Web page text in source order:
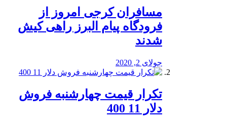
مسافران کرجی امروز از
فرودگاه پیام البرز راهی کیش
شدند
جولای 2, 2020
تکرار قیمت چهارشنبه فروش
دلار 11 400